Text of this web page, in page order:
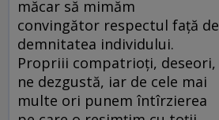
măcar să mimăm
convingător respectul faţă de
demnitatea individului.
Propriii compatrioţi, deseori,
ne dezgustă, iar de cele mai
multe ori punem întîrzierea